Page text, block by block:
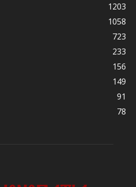
1203
1058
723
233
156
149
91
78